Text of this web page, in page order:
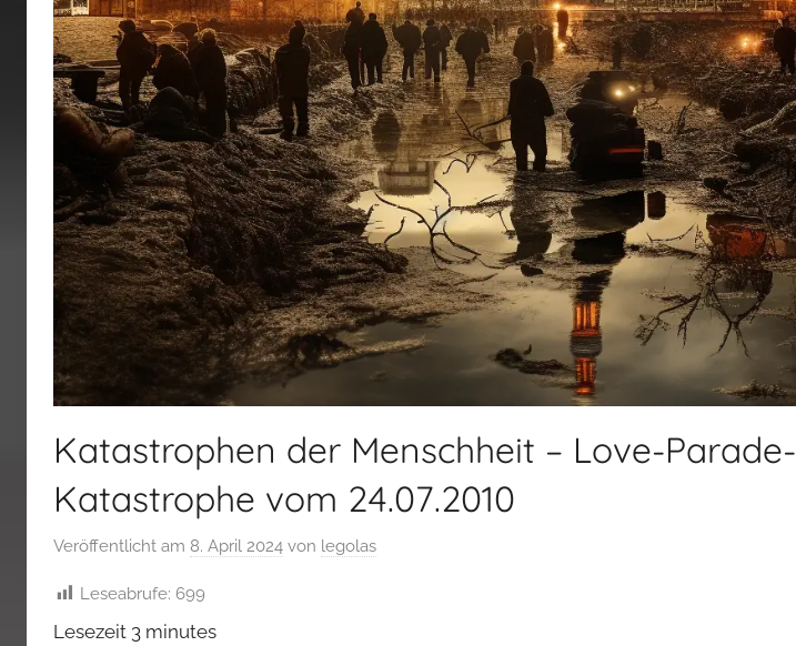
Katastrophen der Menschheit – Love-Parade-
Katastrophe vom 24.07.2010
Veröffentlicht am 8. April 2024 von legolas
Leseabrufe: 699
Lesezeit 3 minutes